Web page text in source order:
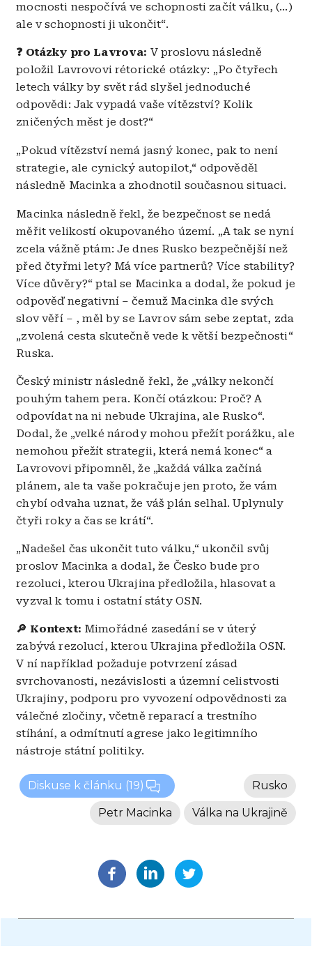
mocnosti nespočívá ve schopnosti začít válku, (…)
ale v schopnosti ji ukončit“.
❓ Otázky pro Lavrova: V proslovu následně
položil Lavrovovi rétorické otázky: „Po čtyřech
letech války by svět rád slyšel jednoduché
odpovědi: Jak vypadá vaše vítězství? Kolik
zničených měst je dost?“
„Pokud vítězství nemá jasný konec, pak to není
strategie, ale cynický autopilot,“ odpověděl
následně Macinka a zhodnotil současnou situaci.
Macinka následně řekl, že bezpečnost se nedá
měřit velikostí okupovaného území. „A tak se nyní
zcela vážně ptám: Je dnes Rusko bezpečnější než
před čtyřmi lety? Má více partnerů? Více stability?
Více důvěry?“ ptal se Macinka a dodal, že pokud je
odpověď negativní – čemuž Macinka dle svých
slov věří – , měl by se Lavrov sám sebe zeptat, zda
„zvolená cesta skutečně vede k větší bezpečnosti“
Ruska.
Český ministr následně řekl, že „války nekončí
pouhým tahem pera. Končí otázkou: Proč? A
odpovídat na ni nebude Ukrajina, ale Rusko“.
Dodal, že „velké národy mohou přežít porážku, ale
nemohou přežít strategii, která nemá konec“ a
Lavrovovi připomněl, že „každá válka začíná
plánem, ale ta vaše pokračuje jen proto, že vám
chybí odvaha uznat, že váš plán selhal. Uplynuly
čtyři roky a čas se krátí“.
„Nadešel čas ukončit tuto válku,“ ukončil svůj
proslov Macinka a dodal, že Česko bude pro
rezoluci, kterou Ukrajina předložila, hlasovat a
vyzval k tomu i ostatní státy OSN.
🔎 Kontext: Mimořádné zasedání se v úterý
zabývá rezolucí, kterou Ukrajina předložila OSN.
V ní například požaduje potvrzení zásad
svrchovanosti, nezávislosti a územní celistvosti
Ukrajiny, podporu pro vyvození odpovědnosti za
válečné zločiny, včetně reparací a trestního
stíhání, a odmítnutí agrese jako legitimního
nástroje státní politiky.
Diskuse k článku (19) Rusko
Válka na Ukrajině
Petr Macinka